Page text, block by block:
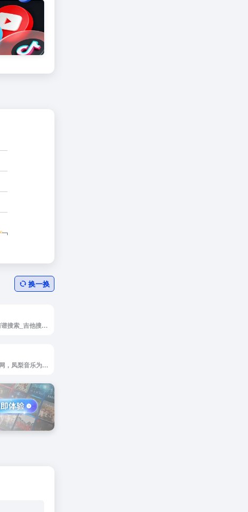
换一换
<p>搜谱_简谱搜索_吉他搜谱_曲谱搜索_中国曲谱网</p><p> <span>打赏</span><span class="like-count">赞</span><span>微海报</span><span>分享</span></p>
凤梨音乐官网，凤梨音乐为广大音乐爱好者提供高音质无损音乐资源的一个音乐分享平台